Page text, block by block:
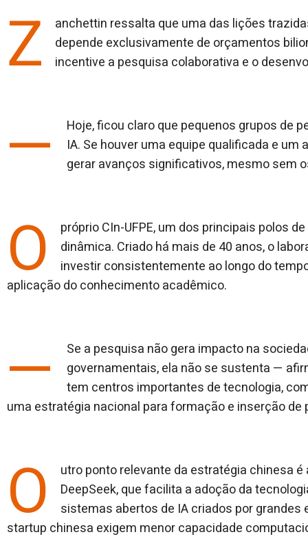
Z
anchettin ressalta que uma das lições
depende exclusivamente de orçamentos
incentive a pesquisa colaborativa e o
—
Hoje, ficou claro que pequenos grupos de
IA. Se houver uma equipe qualificada e
gerar avanços significativos, mesmo sem
O
próprio CIn-UFPE, um dos principais polos
dinâmica. Criado há mais de 40 anos, o
investir consistentemente ao longo do
aplicação do conhecimento acadêmico.
—
Se a pesquisa não gera impacto na
governamentais, ela não se sustenta —
tem centros importantes de tecnologia,
uma estratégia nacional para formação e inserção
O
utro ponto relevante da estratégia chinesa
DeepSeek, que facilita a adoção da
sistemas abertos de IA criados por
startup chinesa exigem menor capacidade